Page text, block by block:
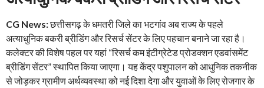
CG News:छत्तीसगढ़ के धमतरी जिले का भटगांव अब राज्य के पहले
अत्याधुनिक बकरी ब्रीडिंग और रिसर्च सेंटर के लिए पहचान बनाने जा रहा है।
कलेक्टर की विशेष पहल पर यहां “रिसर्च कम इंटीग्रेटेड प्रोडक्शन एडवांसमेंट
ब्रीडिंग सेंटर” स्थापित किया जाएगा। यह केंद्र पशुपालन को आधुनिक तकनीक
से जोड़कर ग्रामीण अर्थव्यवस्था को नई दिशा देगा और युवाओं के लिए रोजगार के